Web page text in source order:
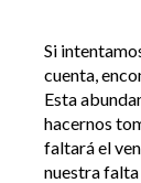
Si
cuenta,
Esta
hacernos
faltará el
nuestra